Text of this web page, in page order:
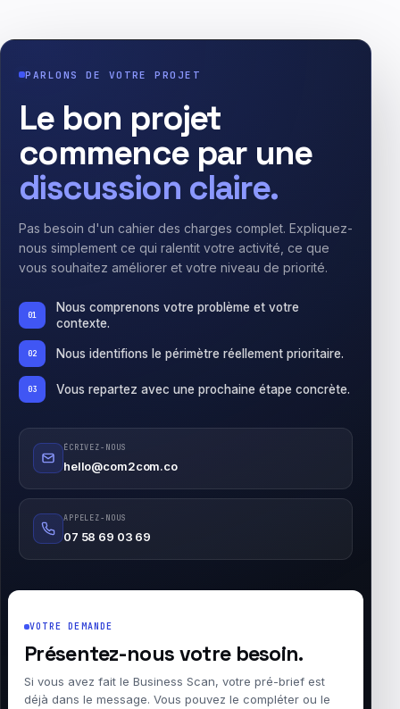
PARLONS DE VOTRE PROJET
Le bon projet
commence par une
discussion claire.
Pas besoin d'un cahier des charges complet. Expliquez-
nous simplement ce qui ralentit votre activité, ce que
vous souhaitez améliorer et votre niveau de priorité.
Nous comprenons votre problème et votre
contexte.
Nous identifions le périmètre réellement prioritaire.
Vous repartez avec une prochaine étape concrète.
ÉCRIVEZ-NOUS
hello@com2com.co
APPELEZ‑NOUS
07 58 69 03 69
VOTRE DEMANDE
Présentez-nous votre besoin.
Si vous avez fait le Business Scan, votre pré-brief est
déjà dans le message. Vous pouvez le compléter ou le